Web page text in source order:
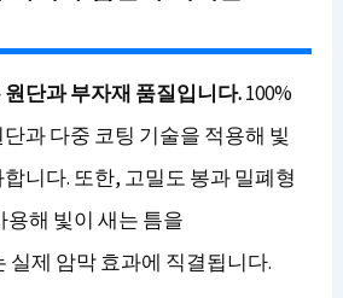
단과 부자재 품질입니다.100%
과 다중 코팅 기술을 적용해 빛
니다. 또한, 고밀도 봉과 밀폐형
용해 빛이 새는 틈을
실제 암막 효과에 직결됩니다.